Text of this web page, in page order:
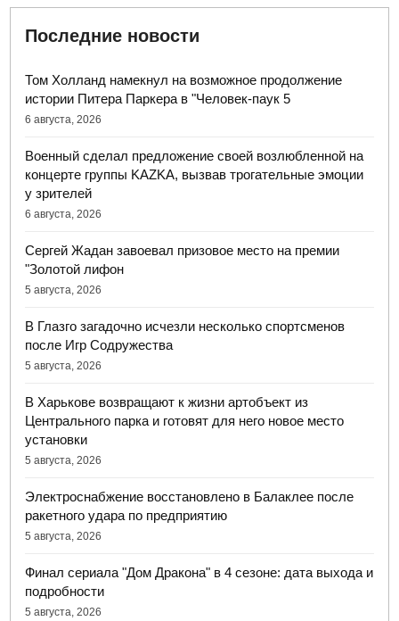
Последние новости
Том Холланд намекнул на возможное продолжение
истории Питера Паркера в "Человек-паук 5
6 августа, 2026
Военный сделал предложение своей возлюбленной на
концерте группы KAZKA, вызвав трогательные эмоции
у зрителей
6 августа, 2026
Сергей Жадан завоевал призовое место на премии
"Золотой лифон
5 августа, 2026
В Глазго загадочно исчезли несколько спортсменов
после Игр Содружества
5 августа, 2026
В Харькове возвращают к жизни артобъект из
Центрального парка и готовят для него новое место
установки
5 августа, 2026
Электроснабжение восстановлено в Балаклее после
ракетного удара по предприятию
5 августа, 2026
Финал сериала "Дом Дракона" в 4 сезоне: дата выхода и
подробности
5 августа, 2026